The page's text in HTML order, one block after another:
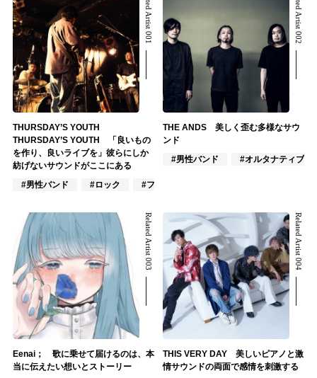
Related Artist 001
THURSDAY’S YOUTH
THURSDAY’S YOUTH 「良いもの
を作り、良いライブを」彼らにしか
紡げないサウンドがここにある
#男性バンド
#ロック #フォーク
Related Artist 002
THE ANDS 美しく歪む多様なサウ
ンド
#男性バンド
#オルタナティブ
Related Artist 003
Eenai； 歌に乗せて届けるのは、本
当に伝えたい想いとストーリー
Related Artist 004
THIS VERY DAY 美しいピアノと激
情サウンドの両面で感情を刺激する